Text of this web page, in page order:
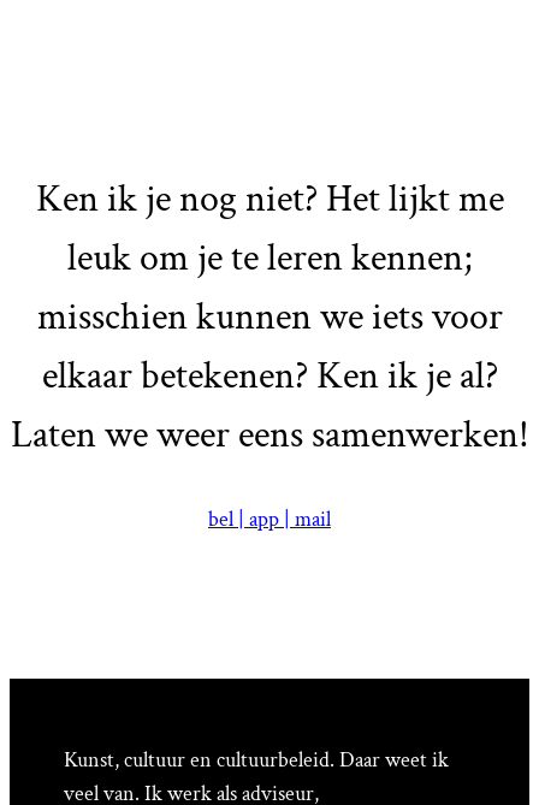
Ken ik je nog niet? Het lijkt me
leuk om je te leren kennen;
misschien kunnen we iets voor
elkaar betekenen? Ken ik je al?
Laten we weer eens samenwerken!
bel | app | mail
Kunst, cultuur en cultuurbeleid. Daar weet ik
veel van. Ik werk als adviseur,